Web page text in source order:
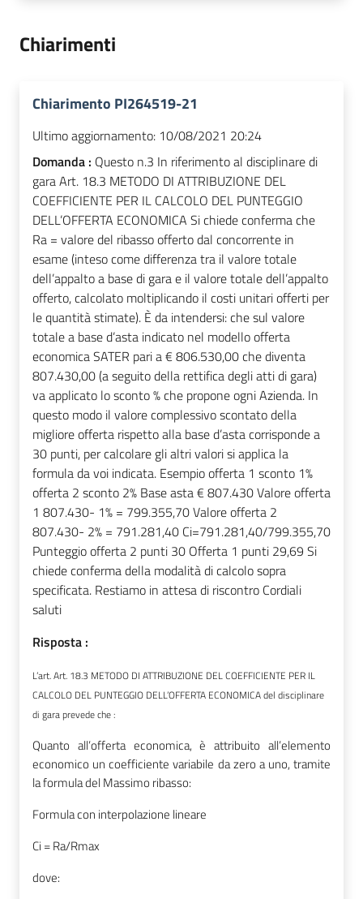
Chiarimenti
Chiarimento PI264519-21
Ultimo aggiornamento: 10/08/2021 20:24
Domanda : Questo n.3 In riferimento al disciplinare di
gara Art. 18.3 METODO DI ATTRIBUZIONE DEL
COEFFICIENTE PER IL CALCOLO DEL PUNTEGGIO
DELL’OFFERTA ECONOMICA Si chiede conferma che
Ra = valore del ribasso offerto dal concorrente in
esame (inteso come differenza tra il valore totale
dell’appalto a base di gara e il valore totale dell’appalto
offerto, calcolato moltiplicando il costi unitari offerti per
le quantità stimate). È da intendersi: che sul valore
totale a base d’asta indicato nel modello offerta
economica SATER pari a € 806.530,00 che diventa
807.430,00 (a seguito della rettifica degli atti di gara)
va applicato lo sconto % che propone ogni Azienda. In
questo modo il valore complessivo scontato della
migliore offerta rispetto alla base d’asta corrisponde a
30 punti, per calcolare gli altri valori si applica la
formula da voi indicata. Esempio offerta 1 sconto 1%
offerta 2 sconto 2% Base asta € 807.430 Valore offerta
1 807.430- 1% = 799.355,70 Valore offerta 2
807.430- 2% = 791.281,40 Ci=791.281,40/799.355,70
Punteggio offerta 2 punti 30 Offerta 1 punti 29,69 Si
chiede conferma della modalità di calcolo sopra
specificata. Restiamo in attesa di riscontro Cordiali
saluti
Risposta :
L’art.Art. 18.3 METODO DI ATTRIBUZIONE DEL COEFFICIENTE PER IL
CALCOLO DEL PUNTEGGIO DELL’OFFERTA ECONOMICAdel disciplinare
di gara prevede che :
Quanto all’offerta economica, è attribuito all’elemento
economico un coefficiente variabile da zero a uno, tramite
la formula del Massimo ribasso:
Formula con interpolazione lineare
Ci =Ra/Rmax
dove: